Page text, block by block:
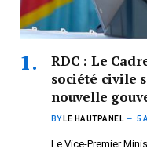
RDC : Le
société civile
nouvelle
BY LE HAUTPANEL 5
Le Vice-Premier